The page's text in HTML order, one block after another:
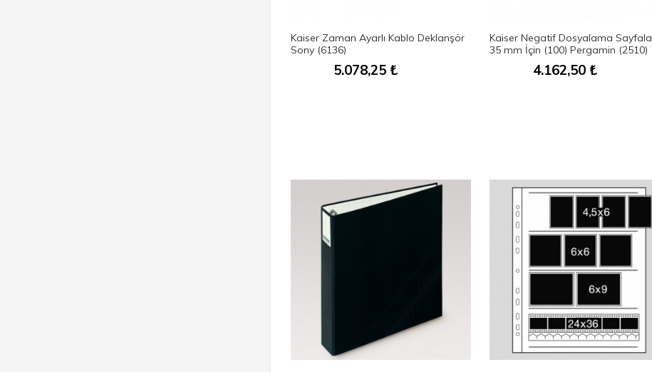
Kaiser Zaman Ayarlı Kablo Deklanşör
Sony (6136)
5.078,25 ₺
Kaiser Negatif Dosyalama
35 mm İçin (100) Pergamin (2510)
4.162,50 ₺